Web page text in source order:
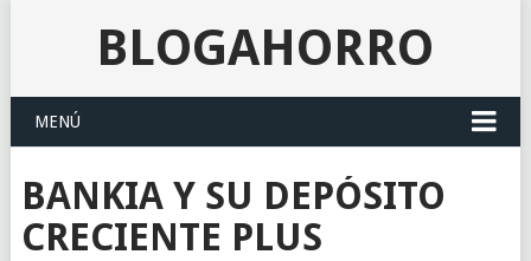
BLOGAHORRO
MENÚ
BANKIA Y SU DEPÓSITO
CRECIENTE PLUS